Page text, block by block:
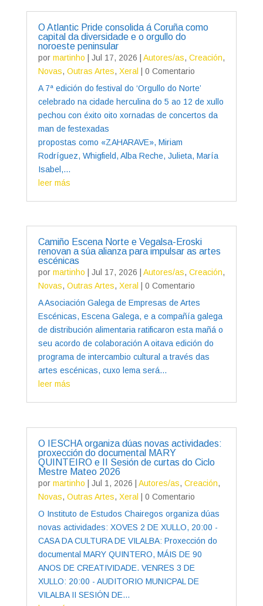
O Atlantic Pride consolida á Coruña como
capital da diversidade e o orgullo do
noroeste peninsular
por martinho Jul 17, 2026 Autores/as, Creación,
Novas, Outras Artes, Xeral
| 0 Comentario
A 7ª edición do festival do ‘Orgullo do Norte’
celebrado na cidade herculina do 5 ao 12 de xullo
pechou con éxito oito xornadas de concertos da
man de festexadas
propostas como «ZAHARAVE», Miriam
Rodríguez, Whigfield, Alba Reche, Julieta, María
Isabel,...
leer más
Camiño Escena Norte e Vegalsa-Eroski
renovan a súa alianza para impulsar as artes
escénicas
por martinho Jul 17, 2026 Autores/as, Creación,
Novas, Outras Artes, Xeral
| 0 Comentario
A Asociación Galega de Empresas de Artes
Escénicas, Escena Galega, e a compañía galega
de distribución alimentaria ratificaron esta mañá o
seu acordo de colaboración A oitava edición do
programa de intercambio cultural a través das
artes escénicas, cuxo lema será...
leer más
O IESCHA organiza dúas novas actividades:
proxección do documental MARY
QUINTEIRO e II Sesión de curtas do Ciclo
Mestre Mateo 2026
por martinho Jul 1, 2026 Autores/as, Creación,
Novas, Outras Artes, Xeral
| 0 Comentario
O Instituto de Estudos Chairegos organiza dúas
novas actividades: XOVES 2 DE XULLO, 20:00 -
CASA DA CULTURA DE VILALBA: Proxección do
documental MARY QUINTERO, MÁIS DE 90
ANOS DE CREATIVIDADE. VENRES 3 DE
XULLO: 20:00 - AUDITORIO MUNICPAL DE
VILALBA II SESIÓN DE...